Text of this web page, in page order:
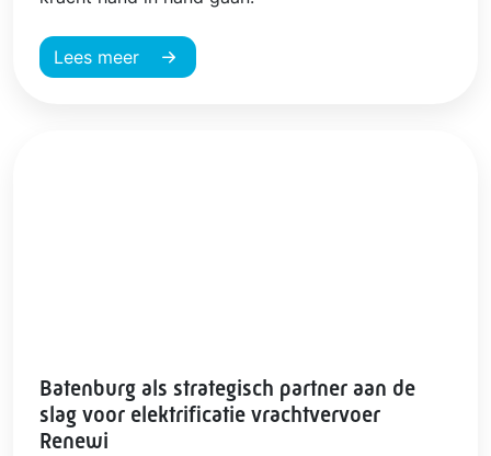
Lees meer
Batenburg als strategisch partner aan de
slag voor elektrificatie vrachtvervoer
Renewi